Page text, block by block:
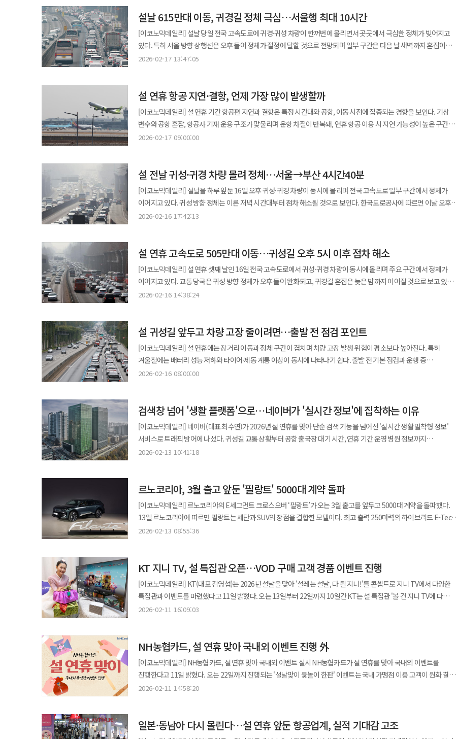
특별자치도)' 발전 전략과 연계해 지방의 인프라 개선과 신규 SOC 확충에 집중 투자함으로써, 지역 경제 활성화와
청년들이 선호하는 양질의 일자리 창출을 뒷받침할 예정이다. 한편 KB금융은 2030년까지 총 93조원 규모의 생산적
금융을 공급하며, 자본의 흐름을 생산적 영역으로 전환한다. 투자금융부문과 전략산업융자(기업대출)로 나뉘며,
혼자 보내는 마포·서대문구 독거 어르신 220명에게 약 1400만원 상당의 명절 먹거리를 전달했다. 명절 먹거리는
누룽지칩과 커피 세트로 구성됐으며, 먹거리 기부에 전문성을 갖춘 사회복지법인 우양재단과 함께했다. 이번 기부는
명절이 다가와도 혼자 지내시는 독거 어르신들의 생활 여건을 고려해 기획됐다. 저소득 독거 어르신의 경우 명절을
앞두고 식비 부담이 커지는 것은 물론, 일상적인 돌봄과 교류가 줄어들며 정서적 어려움까지 겪는 경우가 많다. 명절
먹거리는 우양재단이 주관하는 설날 프로그램 '작은 잔치'를 통해 전달됐다. ‘작은 잔치’는 독거 어르신들이 한자리에
했다. 이번 기부에는 장애인 표준사업장 '브라보비버'의 제품을 활용하며 의미를 더했다. 브라보비버는 발달장애인의
일자리 창출에 기여하는 기업으로, 토스뱅크는 제품 구매를 통해 포용적 고용 확대를 실천하고 있다. 토스뱅크 관계자는
"명절이 다가올수록 혼자 지내는 어르신들이 느끼는 외로움과 부담을 조금이나마 덜어드리고자 이번 기부를
준비했다"며 "먹거리 전달에 그치지 않고, 어르신들이 함께 식사하며 명절의 의미를 나눌 수 있어 더욱 뜻깊었다"고
전달식을 개최했다고 19일 밝혔다. 이번 사업은 제주은행의 디지털 금융 성과를 지역사회에 환원해 신한금융그룹이
지향하는 '포용금융' 가치를 실천하기 위해 기획됐다. 특히 지역화폐 소비를 통해 수혜 가구의 선택권을 보장하면서 도내
소상공인 매출 증대로 이어지는 민생경제 선순환을 도모하는 데 초점을 맞췄다. 이를 위해 제주은행 임직원들은
자발적으로 1200만원을 모금한 데 이어 제주은행과 신한금융그룹이 매칭그랜트 방식으로 각각 동일 금액을 기부해 총
3600만원 규모의 재원을 조성했다. 제주은행은 확대된 ERP 뱅킹 등 디지털 금융 성과를 지역화폐 소비와 연계해
어멍촐레 맞춤 300가구에 전통시장에서 구입한 3만원 상당의 '설맞이 물품 세트' 전달 등 도내 복지 사각지대 700여
가구를 위해 활용됐다. 특히 디지털 취약계층에 대해서는 결연 봉사원이 지역화폐 앱 사용을 안내해 실질적인 이용
편의를 높였다.
공항에서 수하물 분류·적재 인력이 한계치에 근접하면서 처리 시간이 길어지는 양상이 나타난다. 좌석 배정과 오버부킹
관련 민원 역시 연휴 수요 집중 구간에서 반복된다. 항공사는 설 연휴 수요를 반영해 좌석 판매율을 높이는 전략을
취하지만, 실제 탑승률이 예측치를 초과할 경우 탑승 거부나 좌석 재배정 문제가 발생할 수 있다. 가족 단위나 단체
승객의 경우 좌석 분리 배정에 대한 민원이 늘어나는 경향도 확인된다. 이는 항공권 구매 시점, 체크인 순서, 항공사별
심사 대기열이 길어지는 양상이 반복된다. 국제선의 경우 노선별 보안 절차 차이와 추가 검색이 병목을 심화시키는
요인으로 작용한다. 공항 측이 임시 검색대 확대와 인력 증원을 통해 대응하고 있지만, 수요 집중 자체를 완전히
해소하기에는 한계가 있다는 지적이다.
국민 여러분께서 힘을 모아주신 덕분에 모든 것들이 예상보다 빠르게 제자리를 찾고 있다"며 "거리에서, 가정에서,
일터에서 이 나라를 지켜내 주신 모든 주권자 국민 여러분께 깊이 감사드린다"고 말했다. 또한 "서로 다른 자리에서 서로
다른 모습으로 살아가는 우리들이기에 세상을 바라보는 시선과 생각은 얼마든지 다를 수 있다"며 "우리 아이들이 더
나은 환경에서 자라기를 바라는 마음은 어디에서 어떤 모습으로 살든 다르지 않을 것"이라고 설명했다. 아울러 "가족과
이웃이 건강하기를 바라는 마음도, 청년과 어르신이 바라는 마음도 다르지 않을 것"이라며 "지난 한 해 서로를 격려하며
대통령 부부는 "새해 복 많이 받으십시오"라고 한목소리로 인사한 뒤 허리를 숙여 인사하며 메시지를 마무리했다.
설날 615만대 이동, 귀경길 정체 극심…서울행 최대 10시간
[이코노믹데일리] 설날 당일 전국 고속도로에 귀경·귀성 차량이 한꺼번에 몰리면서 곳곳에서 극심한 정체가 빚어지고
있다. 특히 서울 방향 상행선은 오후 들어 정체가 절정에 달할 것으로 전망되며 일부 구간은 다음 날 새벽까지 혼잡이
이어질 것으로 분석된다. 17일 한국도로공사에 따르면 이날 전국 고속도로 교통량은 615만대로 예상된다. 전날
전망이며 오후 8~9시께 해소될 것으로 예상된다. 서울 방향 상행선은 오전 7~8시께부터 막히기 시작해 오후 3~4시께
정체가 극심해지고 늦으면 다음 날 오전 3~4시께야 풀릴 전망이다. 이날 정오 기준 각 도시에서 서울 요금소까지의 최대
예상 소요 시간은 부산 10시간, 울산 9시간 40분, 대구 9시간, 목포 9시간 20분, 광주 8시간 50분, 대전 4시간 40분
등이다. 서울에서 지방으로 향하는 경우 부산 7시간, 울산 6시간 40분, 대구 6시간, 목포 4시간 40분, 광주 4시간 30분,
강릉 3시간 10분, 대전 3시간 10분이 소요될 것으로 전망된다. 주요 노선별로 보면 경부고속도로 서울 방향은
정체되고 있다. 부산 방향 역시 죽전 부근~수원 6㎞, 망향휴게소~천안 부근 4㎞, 독립기념관~천안호두휴게소 부근 7㎞,
대전~비룡분기점 3㎞ 등에서 정체가 이어지고 있다. 서해안고속도로는 서울 방향 당진분기점 부근~서평택 부근 31㎞,
서평택분기점 부근~화성휴게소 부근 14㎞, 광명역~금천 7㎞ 구간 등에서 차량 흐름이 원활하지 못하고 목포 방향은
서서울요금소~순산터널 부근 5㎞, 팔탄분기점 부근~화성휴게소 부근 6㎞ 구간 등에서 정체가 지속되고 있다.
2026-02-17 13:47:05
설 연휴 항공 지연·결항, 언제 가장 많이 발생할까
[이코노믹데일리] 설 연휴 기간 항공편 지연과 결항은 특정 시간대와 공항, 이동 시점에 집중되는 경향을 보인다. 기상
변수와 공항 혼잡, 항공사 기재 운용 구조가 맞물리며 운항 차질이 반복돼, 연휴 항공 이용 시 지연 가능성이 높은 구간과
대응 기준을 사전에 파악할 필요가 있다. 항공기 운항은 하루 단위로 연속성이 강한 구조로, 특정 시간대에 발생한
구조가 형성된다. 시간대별로는 이른 아침과 야간 시간대에 지연과 결항이 집중된다. 이른 아침 시간대는 전날 발생한
회항과 기상 악화, 정비 지연이 반영되는 구간으로, 첫 출발편부터 정시성이 저하되는 경우가 많다. 야간 시간대는 낮
동안 누적된 지연이 해소되지 않은 상태에서 항공편이 몰리며, 공항 운영 제한 시간과 겹칠 경우 일부 노선이 결항으로
전환된다. 공항별로는 김포·제주·김해공항이 대표적인 지연 집중 구간으로 꼽힌다. 김포공항은 국내선 비중이 높고
항공기 회전 주기가 짧아 일부 노선 지연이 전체 스케줄에 영향을 미친다. 제주공항은 강풍과 저시정 등 기상 변수 영향이
귀경 수요가 집중되는 연휴 막바지에 지연이 늘어난다. 연휴 시작 직전과 첫날에는 출발 수요 증가로 공항 혼잡도가
높아지고, 연휴 마지막 날에는 귀경 수요가 집중되며 오후 이후 항공편에서 지연과 결항이 확대되는 흐름이 나타난다.
특히 귀경일에는 낮 시간대 지연이 야간 시간대 결항으로 이어지는 사례가 잦다. 항공사별로는 기재 운용 구조와 대체편
투입 여력에 따라 대응 차이가 발생한다. 대형항공사는 보유 기재 수와 정비 인력이 상대적으로 많아 지연 발생 시 항공기
결항 발생 시 승객 보상과 안내 절차는 항공교통 이용자 보호 기준과 항공사 약관에 따라 적용된다. 기상 악화 등
불가항력 사유로 분류될 경우 금전적 보상은 제한되지만, 항공사는 대체편 안내와 식음료 제공, 숙박 지원 등 기본적인
조치를 시행해야 한다. 항공사 귀책 사유로 판단될 경우에는 운임 환급이나 보상 기준이 적용된다. 업계에서는 설 연휴
2026-02-17 09:00:00
설 전날 귀성·귀경 차량 몰려 정체…서울→부산 4시간40분
[이코노믹데일리] 설날을 하루 앞둔 16일 오후 귀성·귀경 차량이 동시에 몰리며 전국 고속도로 일부 구간에서 정체가
이어지고 있다. 귀성 방향 정체는 이른 저녁 시간대부터 점차 해소될 것으로 보인다. 한국도로공사에 따르면 이날 오후
5시 기준 승용차로 서울 요금소를 출발할 경우 주요 도시까지 예상 소요 시간은 부산 4시간 40분, 울산 4시간 20분,
부산 방향은 옥산분기점에서 남이분기점까지 13㎞, 남청주 부근에서 죽암휴게소 부근까지 2㎞, 양산분기점 부근 1㎞
구간에서 차량 흐름이 둔화되고 있다. 서울 방향 경부고속도로는 기흥 부근에서 수원까지 3㎞, 양재 부근에서 반포까지
7㎞ 구간에서 정체가 나타나고 있다. 영동고속도로 인천 방향은 월곶분기점 부근 2㎞ 구간에서 차량이 서행 중이며,
서해안고속도로 목포 방향은 안산분기점에서 순산터널 부근까지 2㎞ 구간에서 정체가 발생하고 있다. 도로공사는 귀성
방향 정체가 오후 5~6시 사이 해소될 것으로 전망했다. 귀경 방향 정체는 오후 10~11시께 풀릴 것으로 예상했다. 이날
2026-02-16 17:42:13
설 연휴 고속도로 505만대 이동…귀성길 오후 5시 이후 점차 해소
[이코노믹데일리] 설 연휴 셋째 날인 16일 전국 고속도로에서 귀성·귀경 차량이 동시에 몰리며 주요 구간에서 정체가
이어지고 있다. 교통 당국은 귀성 방향 정체가 오후 들어 완화되고, 귀경길 혼잡은 늦은 밤까지 이어질 것으로 보고 있다.
한국도로공사에 따르면 이날 오전 8시 기준 서울 요금소에서 출발할 경우 부산까지 6시간 20분, 울산 6시간, 목포 4시간
강릉 2시간 40분, 대전 1시간 50분으로 집계됐다. 귀성길은 전날과 비슷하거나 일부 구간에서 소요 시간이 줄어든 반면,
귀경길은 지역별로 10~30분가량 증가한 것으로 나타났다. 경부고속도로 부산 방향에서는 망향휴게소 부근부터
천안분기점까지 6㎞, 천안분기점에서 천안호두휴게소 부근까지 11㎞, 옥산분기점 부근에서 청주분기점까지 17㎞
구간에서 정체가 발생하고 있다. 중부내륙고속도로 창원 방향은 여주분기점에서 감곡 부근까지 약 10㎞ 구간에서 차량
흐름이 둔화된 상태다. 도로공사는 이날 전국 고속도로 이용 차량을 505만대로 예상했다. 수도권에서 지방으로
오전 6~7시부터 정체가 시작돼 오전 11시에서 정오 사이 혼잡이 가장 심하고, 오후 5~6시 이후 점차 해소될 것으로
보인다. 귀경 방향은 오전 9~10시부터 정체가 본격화돼 오후 4~5시께 가장 혼잡한 수준을 보인 뒤, 오후 10~11시 이후
정상 흐름을 되찾을 전망이다.
2026-02-16 14:38:24
설 귀성길 앞두고 차량 고장 줄이려면…출발 전 점검 포인트
[이코노믹데일리] 설 연휴에는 장거리 이동과 정체 구간이 겹치며 차량 고장 발생 위험이 평소보다 높아진다. 특히
겨울철에는 배터리 성능 저하와 타이어·제동 계통 이상이 동시에 나타나기 쉽다. 출발 전 기본 점검과 운행 중
관리만으로도 다수의 고장을 예방할 수 있다. 설 귀성길 점검의 출발점은 배터리 상태 확인이다. 저온 환경에서는 배터리
외기 온도 하락으로 공기압이 낮아지기 쉬워 주행 안정성이 떨어질 수 있다. 마모 한계에 근접한 타이어는 눈길·젖은
노면에서 제동거리가 길어질 가능성이 있다. 스페어타이어와 공기 주입 키트 보유 여부도 점검 대상에 포함된다.
브레이크 계통은 소음·진동·제동 감각 변화를 중심으로 확인한다. 제동 시 이물음이나 소음이 반복되면 패드 마모 또는
디스크 열화 가능성을 점검해야 한다. 겨울철 염화칼슘 노출로 하부 부식이 진행된 차량은 제동 성능 저하가 발생할 수
있어 하부 점검 이력 확인이 필요하다. 엔진오일·냉각수·워셔액 등 소모품 관리 여부도 점검 대상이다. 엔진오일이
부족할 경우 과열 경고등 점등으로 이어질 수 있으며, 워셔액은 겨울용 사용 여부를 확인해 결빙을 예방해야 한다.
계기판 경고등 점등 여부는 출발 전 반드시 확인해야 한다. 주행에는 즉각적인 문제가 없더라도 엔진·변속기·제동 관련
경고등이 점등된 상태에서 장거리 이동을 진행하면 고장 확대 가능성이 있다. 경고등 점등 이력이 있다면 연휴 전 점검을
통해 원인 확인이 필요하다. 설 연휴 교통량이 집중되는 고속도로 정체 구간에서는 과열·배터리 방전·타이어 손상
사례가 반복적으로 발생한다. 장시간 정체로 냉각 효율이 낮아지거나 잦은 정차·재출발이 반복되면서 전력 소모가
기본 항목을 중심으로 사전 점검을 받을 수 있으며, 긴급출동 서비스는 방전·타이어 교체·견인 등 기본 조치를 지원한다.
서비스 제공 기간과 대상 차량은 제조사별로 상이해 사전 확인이 필요하다.
2026-02-16 08:00:00
검색창 넘어 '생활 플랫폼'으로…네이버가 '실시간 정보'에 집착하는 이유
[이코노믹데일리] 네이버(대표 최수연)가 2026년 설 연휴를 맞아 단순 검색 기능을 넘어선 '실시간 생활 밀착형 정보'
서비스로 트래픽 방어에 나섰다. 귀성길 교통 상황부터 공항 출국장 대기 시간, 연휴 기간 운영 병원 정보까지
총망라하며 포털의 본질인 '정보의 관문' 역할을 강화한다는 전략이다. 13일 네이버에 따르면 이번 설 연휴 기간
고도화다. 네이버는 이번 연휴부터 인천국제공항 제2여객터미널까지 실시간 대기 정보 서비스를 확대했다. 검색창에
'인천공항 출국장 대기시간'이나 '김포공항 탑승 소요시간'을 입력하면, 출국장별 현재 대기 인원과 예상 소요 시간을 초
단위에 가깝게 확인할 수 있다. 이 서비스는 김포, 김해, 제주공항 등 주요 국내선 공항의 체크인부터 탑승까지 소요 시간
정보도 포함한다. 공항 주차장 실시간 현황과 면세점 영업시간, 운항 정보까지 결합해 여행객들의 '불확실성'을
제거하는 데 주력했다. 이는 엔데믹 이후 폭발적으로 증가한 해외여행 수요를 플랫폼 내에 묶어두려는(Lock-in) 의도로
TV 특선 영화와 축제, 공연 정보 등 엔터테인먼트 정보도 일목요연하게 정리했다. '2026년'을 검색하면 올해 달라지는
주요 제도 정보도 제공한다. 2026년 최저시급, 국민연금 보험료율 변화, 청년미래적금 개시 등 실생활에 직결되는 경제
정책 정보를 카드 뉴스 형태로 가공해 정보 접근성을 높였다. 업계에서는 네이버의 이러한 행보를 생성형 AI(인공지능)
시대에 대응하는 '데이터 요새화' 전략으로 분석한다. 챗GPT나 퍼플렉시티 같은 AI 검색 서비스가 부상하고 있지만,
(Context)에 최적화된 시의성 있는 데이터로 차별화를 꾀하고 있다. 단순한 링크 나열이 아니라 사용자가 원하는 답을
즉시 보여주는 '정답형 검색'으로 진화하고 있는 것이다. ◆ '큐:(CUE:)'와 결합된 개인화 비서로 진화 향후 네이버의
명절 서비스는 자사의 AI 검색 서비스 '큐:(CUE:)' 및 '하이퍼클로바X'와 결합해 더욱 고도화될 전망이다. 현재는
공공 데이터와의 연동을 대폭 강화했다"며 "앞으로도 AI 기술을 접목해 검색 의도를 파악한 맞춤형 정보를 선제적으로
제공할 것"이라고 밝혔다.
2026-02-13 10:41:18
르노코리아, 3월 출고 앞둔 '필랑트' 5000대 계약 돌파
[이코노믹데일리] 르노코리아의 E세그먼트 크로스오버 ‘필랑트’가 오는 3월 출고를 앞두고 5000대 계약을 돌파했다.
13일 르노코리아에 따르면 필랑트는 세단과 SUV의 장점을 결합한 모델이다. 최고 출력 250마력의 하이브리드 E-Tech
파워트레인, AI 기반의 첨단 커넥티비티 서비스가 특징이다. 필랑트는 개별소비세 인하 및 친환경차 세제 혜택 적용 기준
콜레오스 구매 상담을 하거나 시승을 완료한 고객 중 2026명에게 로장주 미니 패딩 가방 또는 미니 우산을 증정한다.
또한 이번 연휴 기간에 계약한 후 2월 내 출고한 고객 100명에게는 추첨을 통해 10만원 상당의 정비 쿠폰을 지급한다.
2026-02-13 08:55:36
KT 지니 TV, 설 특집관 오픈…VOD 구매 고객 경품 이벤트 진행
[이코노믹데일리] KT(대표 김영섭)는 2026년 설날을 맞아 '설레는 설날, 다 될 지니!'를 콘셉트로 지니 TV에서 다양한
특집관과 이벤트를 마련했다고 11일 밝혔다. 오는 13일부터 22일까지 10일간 KT는 설 특집관 '볼 건 지니 TV에 다
있다'를 운영한다. 특집관에서는 '하트맨', '아나콘다(2025)', '프리랜서', '프로젝트 Y', '송 썽 블루', '뽀로로 극장판:
안마의자와 정관장 에브리타임 롱기스로 구성된 '설날 효도 패키지'(2명), 소피텔 앰배서더 서울 숙박 및 조식이 포함된
'발렌타인 데이트 패키지'(4명), 에어팟 프로 3세대와 무선 키보드·마우스 세트로 구성된 디지털 럭키박스(20명), CU
편의점(500명), 배달의민족(500명) 상품권, TV 쿠폰(1000명) 등을 제공한다. 또한 오는 22일까지 '주토피아2' 구매
고객을 대상으로 '주토피아2' 캐릭터 마우스(100명), 닉·주디 뚜레쥬르 쁘띠 롤케이크(300명) 등 총 400명에게 한정
굿즈를 추첨 제공한다. KT는 12일부터 22일까지 11일간 '모든G' 고객 대상으로 이벤트를 운영한다. 모든G 설 특집관
모든G 메인 화면 내 배너를 통해 가능하다. 월정액 전용관에서는 '설~레는 혜택! 2배의 즐거움!' 프로모션을 진행한다.
2026-02-11 16:09:03
NH농협카드, 설 연휴 맞아 국내외 이벤트 진행 外
[이코노믹데일리] NH농협카드, 설 연휴 맞아 국내외 이벤트 실시 NH농협카드가 설 연휴를 맞아 국내외 이벤트를
진행한다고 11일 밝혔다. 오는 22일까지 진행되는 '설날맞이 윷놀이 한판' 이벤트는 국내 가맹점 이용 고객이 원화 결제
시 추첨을 통해 상품권을 증정한다. 이용액 30만원당 추첨권 1장을 최대 10장까지 부여하며 온라인 대형마트 주유소
최대 5만원, 3회 미만은 최대 3만원까지 적용된다. 두 이벤트 모두 사전 응모가 필요하며 세부 내용은 NH pay와
농협카드 홈페이지에서 확인할 수 있다. NH농협카드 관계자는 "연휴를 맞아 지출이 늘어날 고객님들께 실질적인
2026-02-11 14:58:20
일본·동남아 다시 몰린다…설 연휴 앞둔 항공업계, 실적 기대감 고조